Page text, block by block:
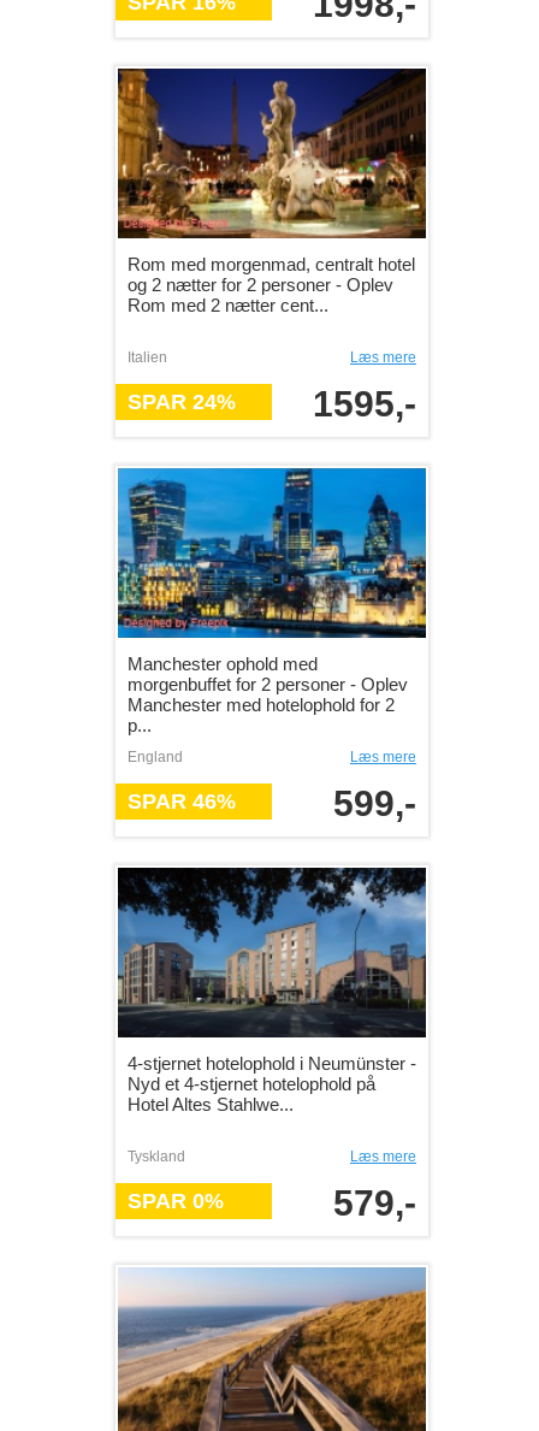
Rom med morgenmad, centralt hotel
og 2 nætter for 2 personer - Oplev
Rom med 2 nætter cent...
Italien Læs mere
SPAR 24% 1595,-
Manchester ophold med
morgenbuffet for 2 personer - Oplev
Manchester med hotelophold for 2
p...
England Læs mere
SPAR 46% 599,-
4-stjernet hotelophold i Neumünster -
Nyd et 4-stjernet hotelophold på
Hotel Altes Stahlwe...
Tyskland Læs mere
SPAR 0% 579,-